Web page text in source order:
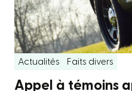
Actualités Faits divers
Appel à témoins